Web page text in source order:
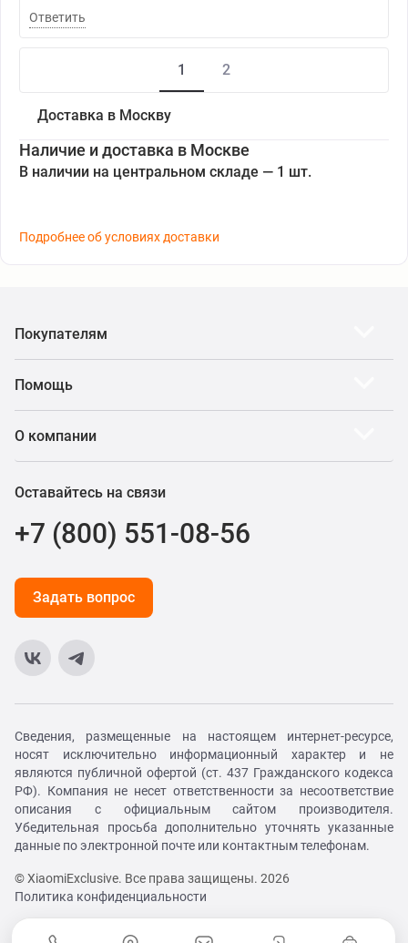
Ответить
1 2
Доставка в Москву
Наличие и доставка в Москве
В наличии на центральном складе — 1 шт.
Подробнее об условиях доставки
Покупателям
Помощь
О компании
Оставайтесь на связи
+7 (800) 551-08-56
Задать вопрос
Сведения, размещенные на настоящем интернет-ресурсе,
носят исключительно информационный характер и не
являются публичной офертой (ст. 437 Гражданского кодекса
РФ). Компания не несет ответственности за несоответствие
описания с официальным сайтом производителя.
Убедительная просьба дополнительно уточнять указанные
данные по электронной почте или контактным телефонам.
© XiaomiExclusive. Все права защищены. 2026
Политика конфиденциальности